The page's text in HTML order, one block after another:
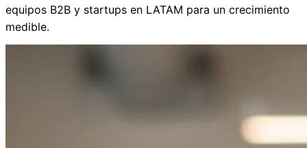
equipos B2B y startups en LATAM para un crecimiento
medible.